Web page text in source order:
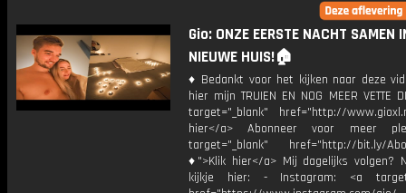
Gio: ONZE EERSTE NACHT SAMEN
NIEUWE HUIS!🏠
♦ Bedankt voor het kijken naar deze
hier mijn TRUIEN EN NOG MEER VETTE
target="_blank" href="http://
hier</a> Abonneer voor meer
target="_blank" href="http://bit.ly/
♦">Klik hier</a> Mij dagelijks volgen?
kijkje hier: - Instagram: <a